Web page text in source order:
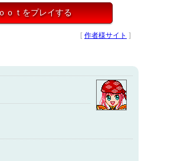
ｏｔをプレイする
[ 作者様サイト ]